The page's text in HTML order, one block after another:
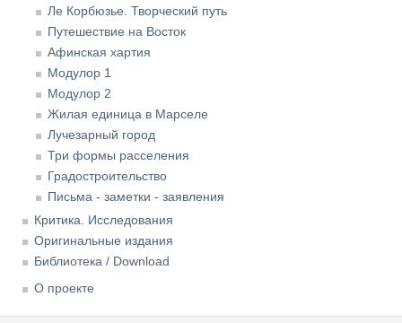
Ле Корбюзье. Творческий путь
Путешествие на Восток
Афинская хартия
Модулор 1
Модулор 2
Жилая единица в Марселе
Лучезарный город
Три формы расселения
Градостроительство
Письма - заметки - заявления
Критика. Исследования
Оригинальные издания
Библиотека / Download
О проекте